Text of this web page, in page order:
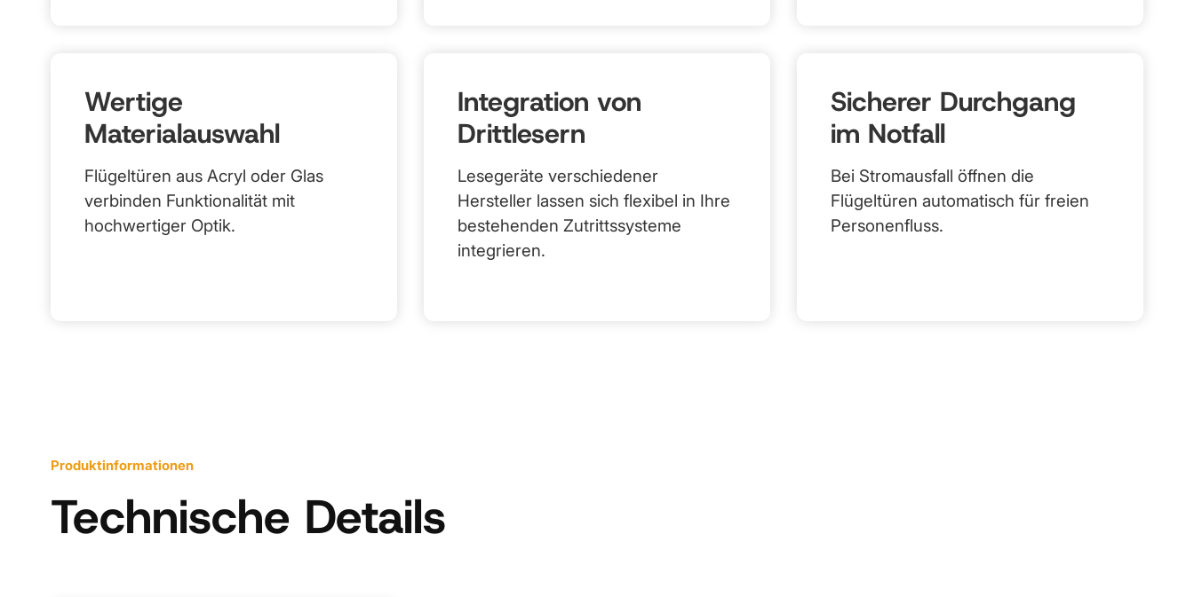
Wertige
Materialauswahl
Flügeltüren aus Acryl oder Glas
verbinden Funktionalität mit
hochwertiger Optik.
Integration von
Drittlesern
Lesegeräte verschiedener
Hersteller lassen sich flexibel in Ihre
bestehenden Zutrittssysteme
integrieren.
Sicherer Durchgang
im Notfall
Bei Stromausfall öffnen die
Flügeltüren automatisch für freien
Personenfluss.
Produktinformationen
Technische Details